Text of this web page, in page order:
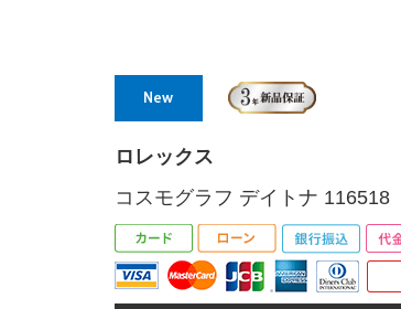
ロレックス
コスモグラフ デイトナ 116518